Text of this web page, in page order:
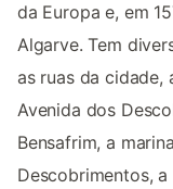
da Europa e, em
Algarve. Tem
as ruas da cidade,
Avenida dos
Bensafrim, a
Descobrimentos,